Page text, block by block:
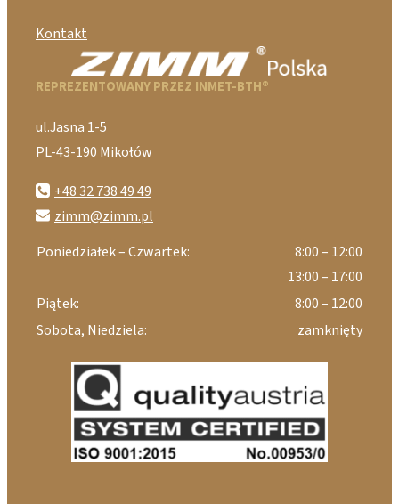
Kontakt
REPREZENTOWANY PRZEZ INMET-BTH®
ul.Jasna 1-5
PL-43-190 Mikołów
+48 32 738 49 49
zimm@zimm.pl
Poniedziałek – Czwartek:
8:00 – 12:00
13:00 – 17:00
Piątek:
8:00 – 12:00
Sobota, Niedziela:
zamknięty